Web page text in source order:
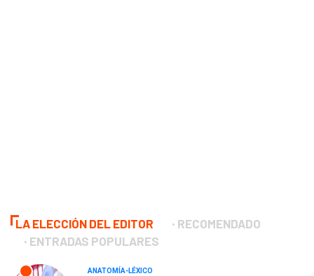
LA ELECCIÓN DEL EDITOR
RECOMENDADO
ENTRADAS POPULARES
ANATOMÍA-LÉXICO